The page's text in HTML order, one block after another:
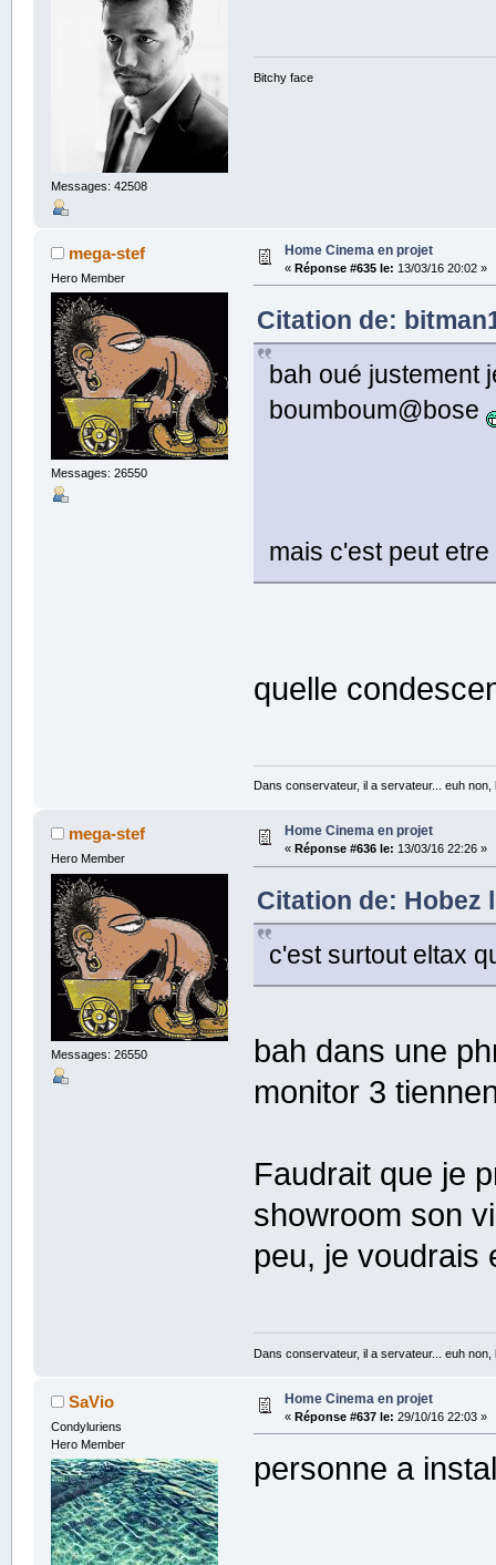
Messages: 42508
Bitchy face
mega-stef
Hero Member
Messages: 26550
Home Cinema en projet
« Réponse #635 le: 13/03/16 20:02 »
Citation de:
bah oué justement
boumboum@bose
mais c'est peut
quelle
Dans conservateur, il a servateur... euh
mega-stef
Hero Member
Messages: 26550
Home Cinema en projet
« Réponse #636 le: 13/03/16 22:26 »
Citation de: Hobez
c'est surtout eltax
bah dans une
monitor 3
Faudrait que je
showroom son
peu, je voudrais
Dans conservateur, il a servateur... euh
SaVio
Condyluriens
Hero Member
Home Cinema en projet
« Réponse #637 le: 29/10/16 22:03 »
personne a